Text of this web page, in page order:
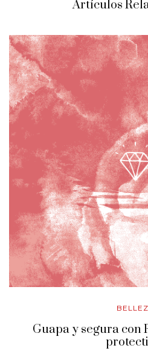
Artículos
Guapa y segura con